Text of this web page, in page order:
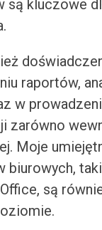
są kluczowe
raportów,
w
zarówno
Moje
biurowych,
są